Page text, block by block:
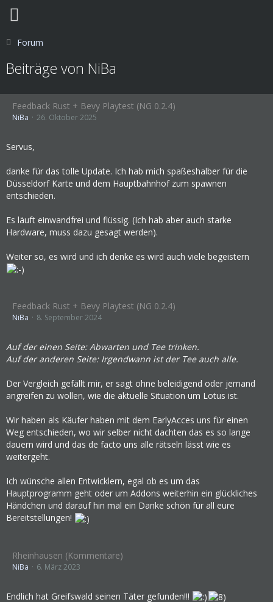
Forum
Beiträge von NiBa
Feedback Rust + Bevy Playtest (NG 0.2.4)
NiBa 26. Oktober 2025
Servus,
danke für das tolle Update. Ich hab mich spaßeshalber für die
Düsseldorf Karte und dem Hauptbahnhof zum spawnen
entschieden.
Es läuft einwandfrei und flüssig. (Ich hab aber auch starke
Hardware, muss dazu gesagt werden).
Weiter so, es wird und ich denke es wird auch viele begeistern
Feedback Rust + Bevy Playtest (NG 0.2.4)
NiBa 8. September 2024
Auf der einen Seite: Abwarten und Tee trinken.
Auf der anderen Seite: Irgendwann ist der Tee auch alle.
Der Vergleich gefällt mir, er sagt ohne beleidigend oder jemand
angreifen zu wollen, wie die aktuelle Situation um Lotus ist.
Wir haben als Käufer haben mit dem EarlyAcces uns für einen
Weg entschieden, wo wir selber nicht dachten das es so lange
dauern wird und das de facto uns alle rätseln lässt wie es
weitergeht.
Ich wünsche allen Entwicklern, egal ob es um das
Hauptprogramm geht oder um Addons weiterhin ein glückliches
Händchen und darauf hin mal ein Danke schön für all eure
Bereitstellungen!
Rheinhausen (Kommentare)
NiBa 6. März 2023
Endlich hat Greifswald seinen Täter gefunden!!!